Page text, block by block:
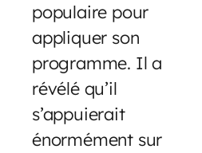
populaire pour
appliquer son
programme. Il a
révélé qu’il
s’appuierait
énormément sur